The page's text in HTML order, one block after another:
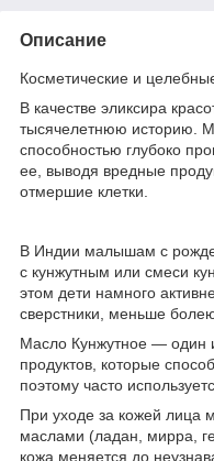
Описание
Косметические и
В качестве эликсира
тысячелетнюю историю.
способностью глубоко
ее, выводя вредные
отмершие клетки.
В Индии малышам с
с кунжутным или смеси
этом дети намного
сверстники, меньше
Масло Кунжутное — один
продуктов, которые
поэтому часто
При уходе за кожей
маслами (ладан, мирра,
кожа меняется до